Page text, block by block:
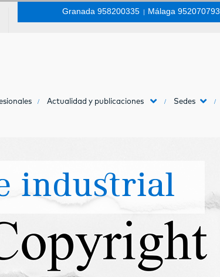
Granada 958200335 | Málaga 952070793
Actualidad y publicaciones Sedes
industrial